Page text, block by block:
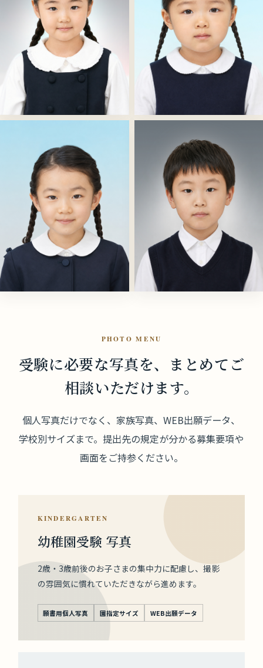
PHOTO MENU
受験に必要な写真を、 まとめてご
相談いただけます。
個人写真だけでなく、家族写真、WEB出願データ、
学校別サイズまで。提出先の規定が分かる募集要項や
画面をご持参ください。
KINDERGARTEN
幼稚園受験 写真
2歳・3歳前後のお子さまの集中力に配慮し、撮影
の雰囲気に慣れていただきながら進めます。
願書用個人写真 園指定サイズ WEB出願データ